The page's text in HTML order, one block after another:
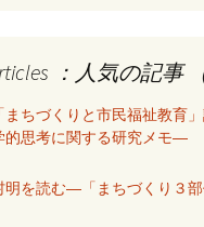
：人気の記事
ちづくりと市民福祉教育
思考に関する研究メモ―
明を読む―「まちづくり３